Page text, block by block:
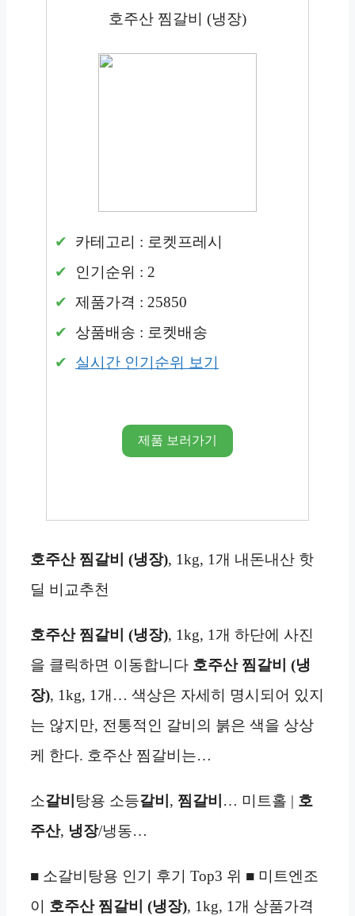
호주산 찜갈비 (냉장)
카테고리 : 로켓프레시
인기순위 : 2
제품가격 : 25850
상품배송 : 로켓배송
실시간 인기순위 보기
제품 보러가기
호주산 찜갈비 (냉장), 1kg, 1개 내돈내산 핫
딜 비교추천
호주산 찜갈비 (냉장), 1kg, 1개 하단에 사진
을 클릭하면 이동합니다 호주산 찜갈비 (냉
장), 1kg, 1개… 색상은 자세히 명시되어 있지
는 않지만, 전통적인 갈비의 붉은 색을 상상
케 한다. 호주산 찜갈비는…
소갈비 탕용 소등갈비 , 찜갈비 … 미트홀 | 호
주산, 냉장/냉동…
■ 소갈비탕용 인기 후기 Top3 위 ■ 미트엔조
이 호주산 찜갈비 (냉장), 1kg, 1개 상품가격